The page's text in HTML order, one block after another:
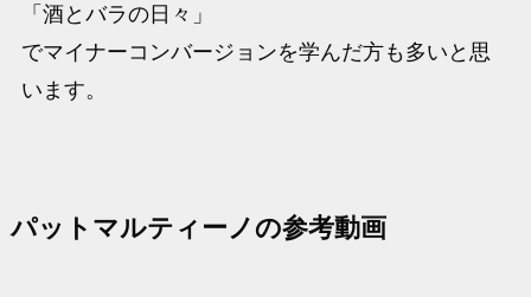
「酒とバラの日々」
でマイナーコンバージョンを学んだ方も多いと思
います。
パットマルティーノの参考動画